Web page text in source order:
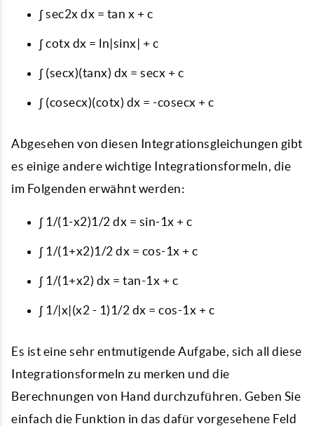
∫ sec2x dx = tan x + c
∫ cotx dx = ln|sinx| + c
∫ (secx)(tanx) dx = secx + c
∫ (cosecx)(cotx) dx = -cosecx + c
Abgesehen von diesen Integrationsgleichungen gibt
es einige andere wichtige Integrationsformeln, die
im Folgenden erwähnt werden:
∫ 1/(1-x2)1/2 dx = sin-1x + c
∫ 1/(1+x2)1/2 dx = cos-1x + c
∫ 1/(1+x2) dx = tan-1x + c
∫ 1/|x|(x2 - 1)1/2 dx = cos-1x + c
Es ist eine sehr entmutigende Aufgabe, sich all diese
Integrationsformeln zu merken und die
Berechnungen von Hand durchzuführen. Geben Sie
einfach die Funktion in das dafür vorgesehene Feld